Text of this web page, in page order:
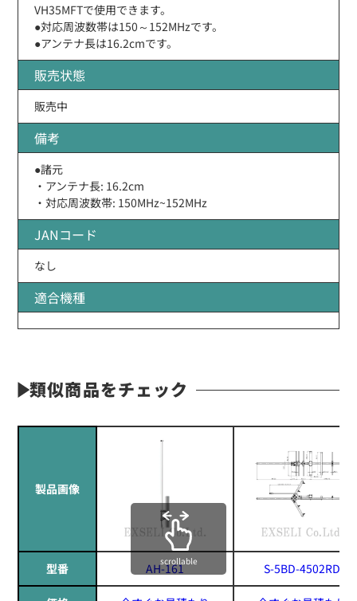
VH35MFTで使用できます。
●対応周波数帯は150～152MHzです。
●アンテナ長は16.2cmです。
販売状態
販売中
備考
●諸元
・アンテナ長: 16.2cm
・対応周波数帯: 150MHz~152MHz
JANコード
なし
適合機種
類似商品をチェック
製品画像
型番 AH-161 S-5BD-4502RD
scrollable